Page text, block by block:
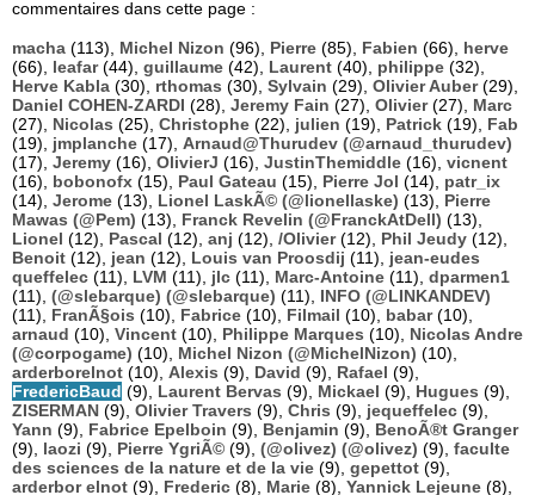
commentaires dans cette page :
macha (113), Michel Nizon (96), Pierre (85), Fabien (66), herve
(66), leafar(44), guillaume (42), Laurent (40), philippe (32),
Herve Kabla (30), rthomas (30), Sylvain (29), Olivier Auber(29),
Daniel COHEN-ZARDI (28), Jeremy Fain (27), Olivier(27), Marc
(27), Nicolas (25), Christophe (22), julien (19), Patrick (19), Fab
(19), jmplanche (17), Arnaud@Thurudev (@arnaud_thurudev)
(17), Jeremy (16), OlivierJ (16), JustinThemiddle (16), vicnent
(16), bobonofx (15), Paul Gateau (15), Pierre Jol (14), patr_ix
(14), Jerome (13), Lionel LaskÃ© (@lionellaske) (13), Pierre
Mawas (@Pem) (13), Franck Revelin (@FranckAtDell) (13),
Lionel (12), Pascal (12), anj (12), /Olivier(12), Phil Jeudy (12),
Benoit (12), jean (12), Louis van Proosdij (11), jean-eudes
queffelec (11), LVM (11), jlc (11), Marc-Antoine (11), dparmen1
(11), (@slebarque) (@slebarque) (11), INFO (@LINKANDEV)
(11), FranÃ§ois (10), Fabrice (10), Filmail (10), babar(10),
arnaud (10), Vincent (10), Philippe Marques (10), Nicolas Andre
(@corpogame) (10), Michel Nizon (@MichelNizon) (10),
arderborelnot (10), Alexis (9), David (9), Rafael (9),
FredericBaud (9), Laurent Bervas (9), Mickael (9), Hugues (9),
ZISERMAN (9), Olivier Travers (9), Chris (9), jequeffelec (9),
Yann (9), Fabrice Epelboin (9), Benjamin (9), BenoÃ®t Granger
(9), laozi (9), Pierre YgriÃ© (9), (@olivez) (@olivez) (9), faculte
des sciences de la nature et de la vie (9), gepettot (9),
arderbor elnot (9), Frederic (8), Marie (8), Yannick Lejeune (8),